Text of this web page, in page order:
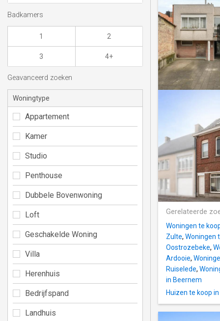
Gerelateerde
Woningen te
Zulte, Woningen
Oostrozebeke,
Ardooie,
Ruiselede,
in Beernem
Huizen te koop
Badkamers
1 2
3 4+
Geavanceerd zoeken
Woningtype
Appartement
Kamer
Studio
Penthouse
Dubbele Bovenwoning
Loft
Geschakelde Woning
Villa
Herenhuis
Bedrijfspand
Landhuis